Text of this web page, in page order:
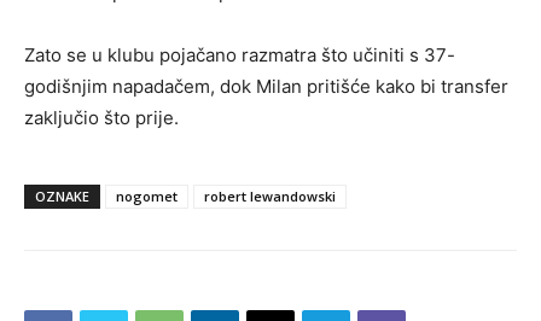
Zato se u klubu pojačano razmatra što učiniti s 37-
godišnjim napadačem, dok Milan pritišće kako bi transfer
zaključio što prije.
OZNAKE nogomet robert lewandowski